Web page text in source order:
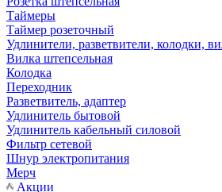
Таймеры
Таймер розеточный
Удлинители, разветвители, колодки,
Вилка штепсельная
Колодка
Переходник
Разветвитель, адаптер
Удлинитель бытовой
Удлинитель кабельный силовой
Фильтр сетевой
Шнур электропитания
Мерч
Акции